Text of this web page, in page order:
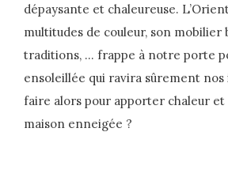
dépaysante et chaleureuse.
multitudes de couleur, son mobilier
traditions, … frappe à notre porte
ensoleillée qui ravira sûrement
faire alors pour apporter chaleur
maison enneigée ?